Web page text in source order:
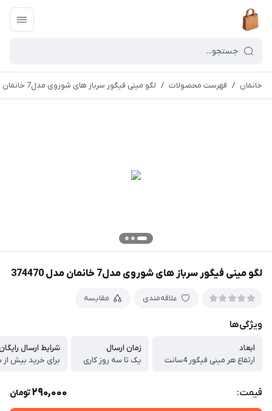
خانمان / فهرست محصولات / لگو مینی فیگور سرباز های شوروی مدل7 خانمان مدل 374470
لگو مینی فیگور سرباز های شوروی مدل7 خانمان مدل 374470
علاقه‌مندی مقایسه
ویژگی‌ها
ابعاد
ارتفاع هر مینی فیگور 4سانت
زمان ارسال
یک تا سه روز کاری
شرایط ارسال
برای خرید بیش از
قیمت: 290,000تومان